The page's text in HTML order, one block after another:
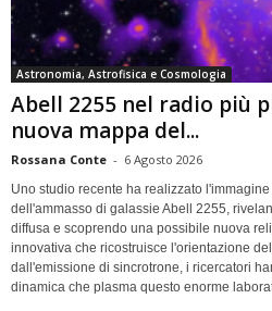
Astronomia, Astrofisica e Cosmologia
Abell 2255 nel radio più
nuova mappa del...
Rossana Conte - 6 Agosto 2026
Uno studio recente ha realizzato
dell'ammasso di galassie Abell 2255,
diffusa e scoprendo una possibile nuova
innovativa che ricostruisce l'orientazione
dall'emissione di sincrotrone, i ricercatori
dinamica che plasma questo enorme